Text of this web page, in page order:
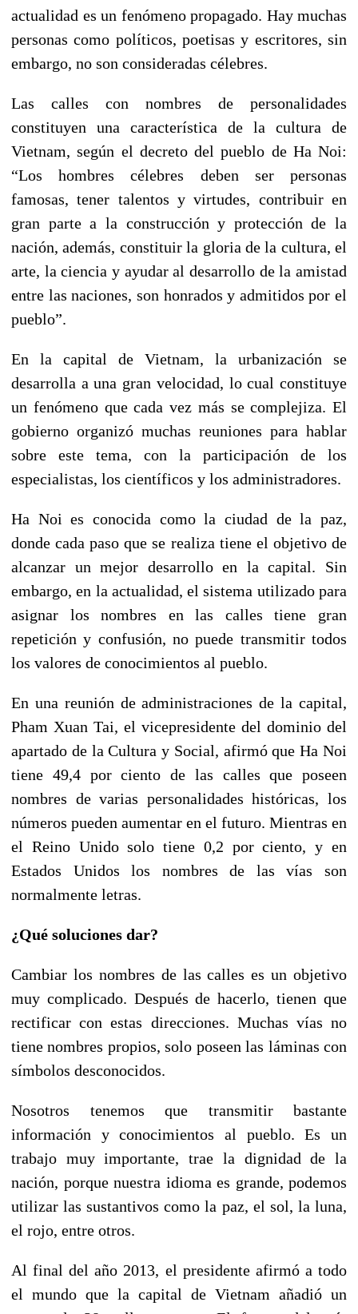
actualidad es un fenómeno propagado. Hay muchas
personas como políticos, poetisas y escritores, sin
embargo, no son consideradas célebres.
Las calles con nombres de personalidades
constituyen una característica de la cultura de
Vietnam, según el decreto del pueblo de Ha Noi:
“Los hombres célebres deben ser personas
famosas, tener talentos y virtudes, contribuir en
gran parte a la construcción y protección de la
nación, además, constituir la gloria de la cultura, el
arte, la ciencia y ayudar al desarrollo de la amistad
entre las naciones, son honrados y admitidos por el
pueblo”.
En la capital de Vietnam, la urbanización se
desarrolla a una gran velocidad, lo cual constituye
un fenómeno que cada vez más se complejiza. El
gobierno organizó muchas reuniones para hablar
sobre este tema, con la participación de los
especialistas, los científicos y los administradores.
Ha Noi es conocida como la ciudad de la paz,
donde cada paso que se realiza tiene el objetivo de
alcanzar un mejor desarrollo en la capital. Sin
embargo, en la actualidad, el sistema utilizado para
asignar los nombres en las calles tiene gran
repetición y confusión, no puede transmitir todos
los valores de conocimientos al pueblo.
En una reunión de administraciones de la capital,
Pham Xuan Tai, el vicepresidente del dominio del
apartado de la Cultura y Social, afirmó que Ha Noi
tiene 49,4 por ciento de las calles que poseen
nombres de varias personalidades históricas, los
números pueden aumentar en el futuro. Mientras en
el Reino Unido solo tiene 0,2 por ciento, y en
Estados Unidos los nombres de las vías son
normalmente letras.
¿Qué soluciones dar?
Cambiar los nombres de las calles es un objetivo
muy complicado. Después de hacerlo, tienen que
rectificar con estas direcciones. Muchas vías no
tiene nombres propios, solo poseen las láminas con
símbolos desconocidos.
Nosotros tenemos que transmitir bastante
información y conocimientos al pueblo. Es un
trabajo muy importante, trae la dignidad de la
nación, porque nuestra idioma es grande, podemos
utilizar las sustantivos como la paz, el sol, la luna,
el rojo, entre otros.
Al final del año 2013, el presidente afirmó a todo
el mundo que la capital de Vietnam añadió un